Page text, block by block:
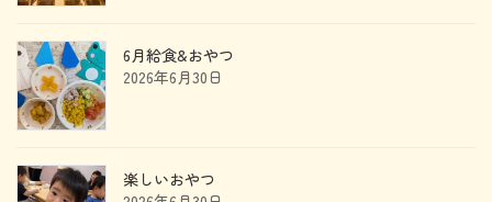
6月給食&おやつ
2026年6月30日
楽しいおやつ